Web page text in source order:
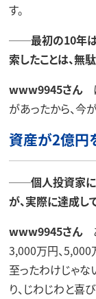
す。
──最初の10年は
索したことは、無
www9945さんは
があったから、今
資産が2億円
──個人投資家に
が、実際に達成し
www9945さんあ
3,000万円、5,000
至ったわけじゃな
り、じわじわと喜